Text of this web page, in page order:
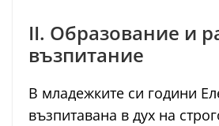
II. Образование и
възпитание
В младежките си години
възпитавана в дух на